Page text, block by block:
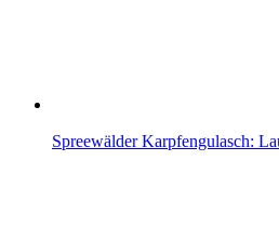
Spreewälder Karpfengulasch: